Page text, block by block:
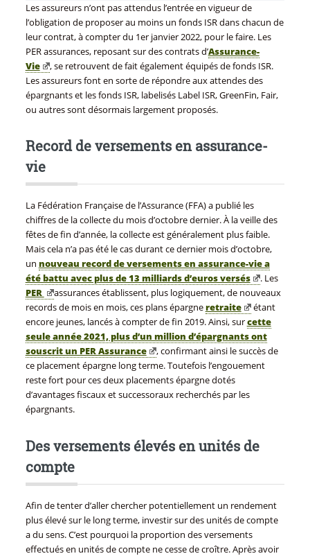
Les assureurs n’ont pas attendus l’entrée en vigueur de
l’obligation de proposer au moins un fonds ISR dans chacun de
leur contrat, à compter du 1er janvier 2022, pour le faire. Les
PER assurances, reposant sur des contrats d’Assurance-
Vie
, se retrouvent de fait également équipés de fonds ISR.
Les assureurs font en sorte de répondre aux attendes des
épargnants et les fonds ISR, labelisés Label ISR, GreenFin, Fair,
ou autres sont désormais largement proposés.
Record de versements en assurance-
vie
La Fédération Française de l’Assurance (FFA) a publié les
chiffres de la collecte du mois d’octobre dernier. À la veille des
fêtes de fin d’année, la collecte est généralement plus faible.
Mais cela n’a pas été le cas durant ce dernier mois d’octobre,
un nouveau record de versements en assurance-vie a
été battu avec plus de 13 milliards d’euros versés
. Les
PER
assurances établissent, plus logiquement, de nouveaux
records de mois en mois, ces plans épargneretraite
étant
encore jeunes, lancés à compter de fin 2019. Ainsi, surcette
seule année 2021, plus d’un million d’épargnants ont
souscrit un PER Assurance
, confirmant ainsi le succès de
ce placement épargne long terme. Toutefois l’engouement
reste fort pour ces deux placements épargne dotés
d’avantages fiscaux et successoraux recherchés par les
épargnants.
Des versements élevés en unités de
compte
Afin de tenter d’aller chercher potentiellement un rendement
plus élevé sur le long terme, investir sur des unités de compte
a du sens. C’est pourquoi la proportion des versements
effectués en unités de compte ne cesse de croître. Après avoir